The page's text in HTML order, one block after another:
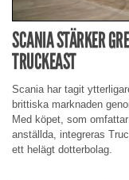
SCANIA STÄRKER
TRUCKEAST
Scania har tagit
brittiska marknaden
Med köpet, som
anställda, integreras
ett helägt dotterbolag.